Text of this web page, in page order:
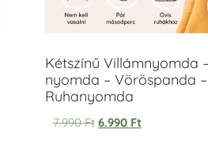
Kétszínű Villámnyomda
nyomda – Vöröspanda –
Ruhanyomda
7.990Ft 6.990 Ft